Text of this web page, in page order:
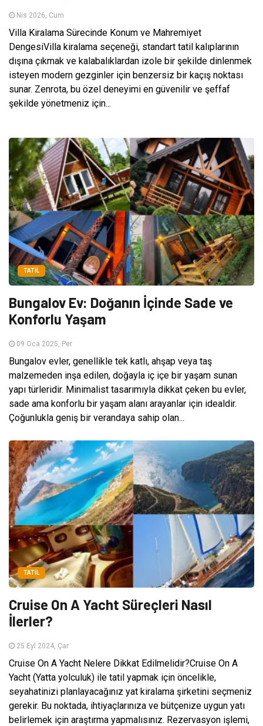
Nis 2026, Cum
Villa Kiralama Sürecinde Konum ve Mahremiyet
DengesiVilla kiralama seçeneği, standart tatil kalıplarının
dışına çıkmak ve kalabalıklardan izole bir şekilde dinlenmek
isteyen modern gezginler için benzersiz bir kaçış noktası
sunar. Zenrota, bu özel deneyimi en güvenilir ve şeffaf
şekilde yönetmeniz için...
TATIL
Bungalov Ev: Doğanın İçinde Sade ve
Konforlu Yaşam
09 Oca 2025, Per
Bungalov evler, genellikle tek katlı, ahşap veya taş
malzemeden inşa edilen, doğayla iç içe bir yaşam sunan
yapı türleridir. Minimalist tasarımıyla dikkat çeken bu evler,
sade ama konforlu bir yaşam alanı arayanlar için idealdir.
Çoğunlukla geniş bir verandaya sahip olan...
TATIL
Cruise On A Yacht Süreçleri Nasıl
İlerler?
25 Eyl 2024, Çar
Cruise On A Yacht Nelere Dikkat Edilmelidir?Cruise On A
Yacht (Yatta yolculuk) ile tatil yapmak için öncelikle,
seyahatinizi planlayacağınız yat kiralama şirketini seçmeniz
gerekir. Bu noktada, ihtiyaçlarınıza ve bütçenize uygun yatı
belirlemek için araştırma yapmalısınız. Rezervasyon işlemi,